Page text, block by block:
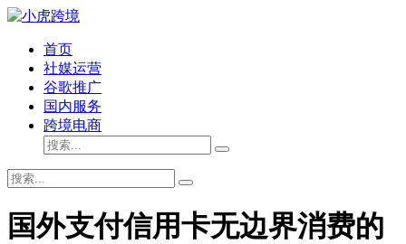
首页
社媒运营
谷歌推广
国内服务
跨境电商
国外支付信用卡无边界消费的